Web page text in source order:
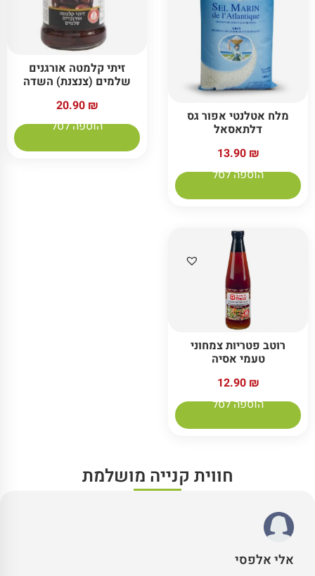
מלח אטלנטי אפור גס
דלתאסאל
13.90 ₪
הוספה לסל
זיתי קלמטה אורגנים
שלמים (צנצנת) השדה
20.90 ₪
הוספה לסל
רוטב פטריות צמחוני
טעמי אסיה
12.90 ₪
הוספה לסל
חווית קנייה מושלמת
אלי אלפסי